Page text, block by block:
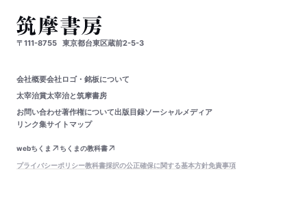
〒111-8755 東京都台東区蔵前2-5-3
会社概要会社ロゴ・銘板について
太宰治賞太宰治と筑摩書房
お問い合わせ著作権について出版目録ソーシャルメディア
リンク集サイトマップ
webちくま
ちくまの教科書
プライバシーポリシー教科書採択の公正確保に関する基本方針免責事項